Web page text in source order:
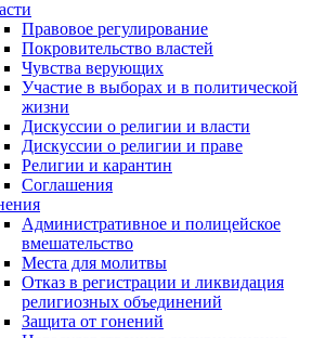
Правовое регулирование
Покровительство властей
Чувства верующих
Участие в выборах и в политической
жизни
Дискуссии о религии и власти
Дискуссии о религии и праве
Религии и карантин
Соглашения
Административное и полицейское
вмешательство
Места для молитвы
Отказ в регистрации и ликвидация
религиозных объединений
Защита от гонений